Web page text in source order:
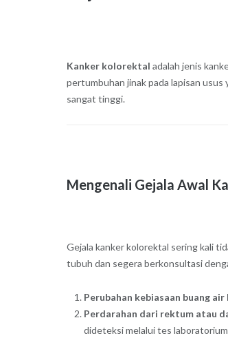
Kanker kolorektal adalah jenis
pertumbuhan jinak pada lapisan
sangat tinggi.
Mengenali Gejala Awal
Gejala kanker kolorektal sering kali
tubuh dan segera berkonsultasi
Perubahan kebiasaan buang air
Perdarahan dari rektum atau
dideteksi melalui tes